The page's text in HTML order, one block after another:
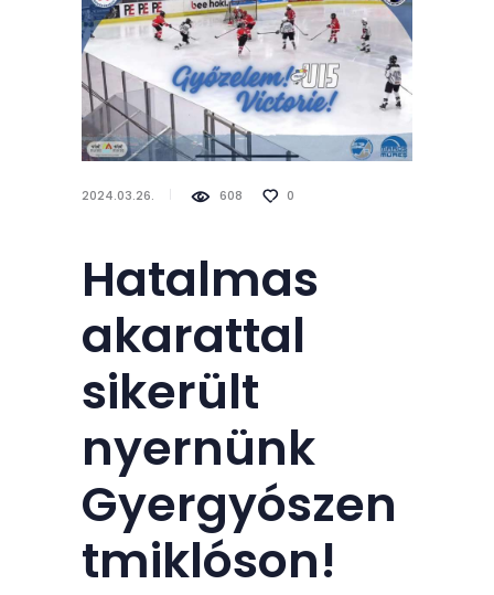
2024.03.26. 608 0
Hatalmas
akarattal
sikerült
nyernünk
Gyergyószen
tmiklóson!